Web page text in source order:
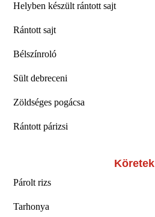
Helyben készült rántott sajt
Rántott sajt
Bélszínroló
Sült debreceni
Zöldséges pogácsa
Rántott párizsi
Köretek
Párolt rizs
Tarhonya